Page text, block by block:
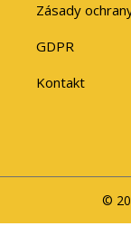
Zásady
GDPR
Kontakt
©